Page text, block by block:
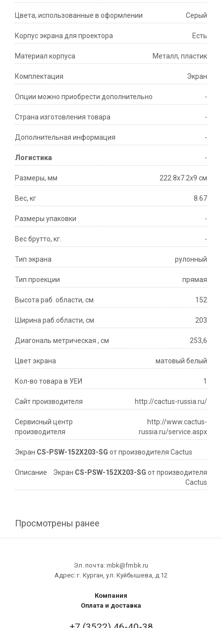
Цвета, использованные в оформлении Серый
Корпус экрана для проектора Есть
Материал корпуса Металл, пластик
Комплектация Экран
Опции можно приобрести дополнительно -
Страна изготовления товара -
Дополнительная информация -
Логистика -
Размеры, мм 222.8x7.2x9 см
Вес, кг 8.67
Размеры упаковки -
Вес брутто, кг. -
Тип экрана рулонный
Тип проекции прямая
Высота раб. области, см 152
Ширина раб.области, см 203
Диагональ метрическая , см 253,6
Цвет экрана матовый белый
Кол-во товара в УЕИ 1
Сайт производителя http://cactus-russia.ru/
Сервисный центр
производителя
http://www.cactus-
russia.ru/service.aspx
Экран CS-PSW-152X203-SG от производителя Cactus
Описание Экран CS-PSW-152X203-SG от производителя
Cactus
Просмотрены ранее
Эл. почта: mbk@fmbk.ru
Адрес: г. Курган, ул. Куйбышева, д.12
Компания
Оплата и доставка